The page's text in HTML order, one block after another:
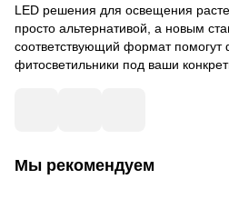
LED решения для освещения
просто альтернативой, а новым
соответствующий формат помогут
фитосветильники под ваши
Мы рекомендуем